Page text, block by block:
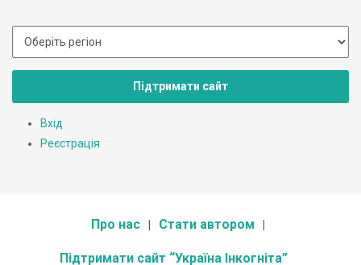
Підтримати сайт
Вхід
Реєстрація
Про нас Стати автором
Підтримати сайт “Україна Інкогніта”